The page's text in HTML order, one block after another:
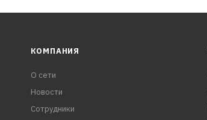
КОМПАНИЯ
О сети
Новости
Сотрудники